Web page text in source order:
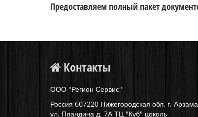
Предоставляем полный пакет
Контакты
ООО "Регион Сервис"
Россия 607220 Нижегородская обл. г.
ул. Пландина д. 7А ТЦ "Куб" цоколь